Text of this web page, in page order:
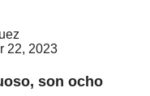
22, 2023
son ocho